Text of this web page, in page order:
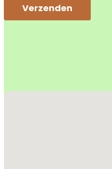
Verzenden
Geen locaties gevonden